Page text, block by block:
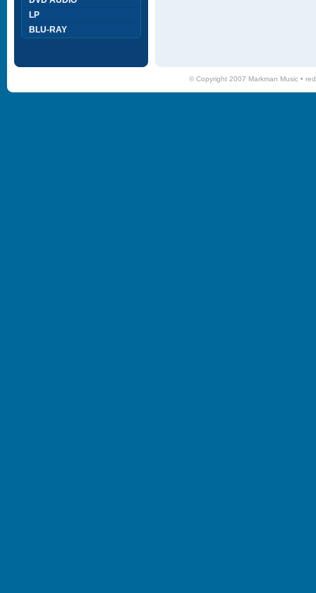
LP
BLU-RAY
© Copyright 2007 Markman Music •